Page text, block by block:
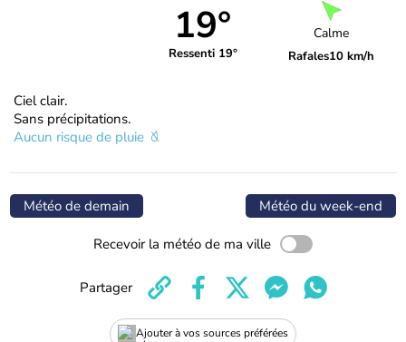
19°
Ressenti 19°
Calme
Rafales10 km/h
Ciel clair.
Sans précipitations.
Aucun risque de pluie
Météo de demain Météo du week-end
Recevoir la météo de ma ville
Ajouter à vos sources préférées
Partager